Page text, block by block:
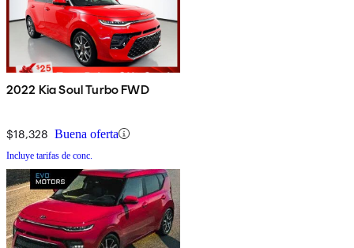
2022 Kia Soul Turbo FWD
$18,328 Buena oferta
Incluye tarifas de conc.